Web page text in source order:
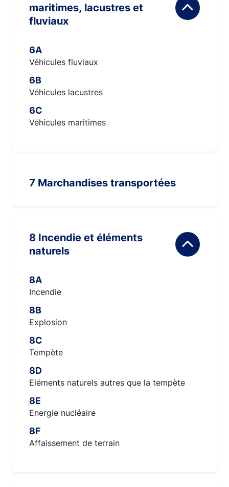
maritimes, lacustres et
fluviaux
6A
Véhicules fluviaux
6B
Véhicules lacustres
6C
Véhicules maritimes
7 Marchandises transportées
8 Incendie et éléments
naturels
8A
Incendie
8B
Explosion
8C
Tempète
8D
Eléments naturels autres que la tempète
8E
Energie nucléaire
8F
Affaissement de terrain